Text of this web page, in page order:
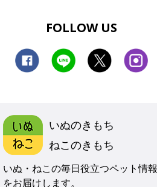
FOLLOW US
いぬのきもち
ねこのきもち
いぬ・ねこの毎日役立つペット情報
をお届けします。